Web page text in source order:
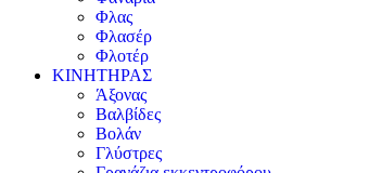
Φλας
Φλασέρ
Φλοτέρ
ΚΙΝΗΤΗΡΑΣ
Άξονας
Βαλβίδες
Βολάν
Γλύστρες